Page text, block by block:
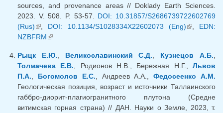
sources, and provenance areas // Doklady Earth Sciences.
2023. V. 508. P. 53-57. DOI: 10.31857/S2686739722602769
(Rus)(внешняя ссылка)
DOI: 10.1134/S1028334X22602073 (Eng)(внешняя
, EDN:
NZBFRM(внешняя ссылка)
Рыцк Е.Ю. Великославинский С.Д. Кузнецов А.Б.
Толмачева Е.В. , Родионов Н.В., Бережная Н.Г.,Львов
П.А.
Богомолов Е.С. , Андреев А.А.,Федосеенко А.М.
Геологическая позиция, возраст и источники Таллаинского
габбро-диорит-плагиогранитного плутона (Средне
витимская горная страна) // ДАН. Науки о Земле, 2023, т.